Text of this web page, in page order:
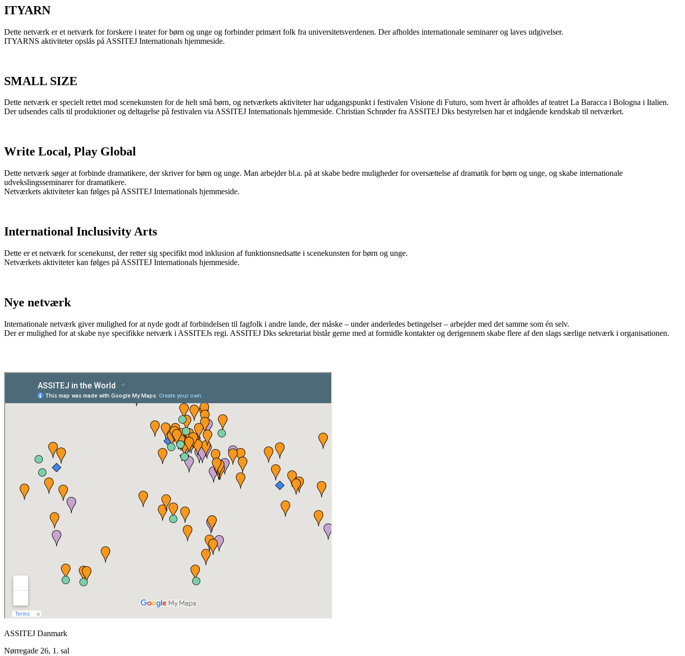
ITYARN
Dette netværk er et netværk for forskere i teater for børn og unge og forbinder primært folk fra universitetsverdenen. Der afholdes internationale seminarer og laves udgivelser.
ITYARNS aktiviteter opslås på ASSITEJ Internationals hjemmeside.
SMALL SIZE
Dette netværk er specielt rettet mod scenekunsten for de helt små børn, og netværkets aktiviteter har udgangspunkt i festivalen Visione di Futuro, som hvert år afholdes af teatret La Baracca i Bologna i Italien.
Der udsendes calls til produktioner og deltagelse på festivalen via ASSITEJ Internationals hjemmeside. Christian Schrøder fra ASSITEJ Dks bestyrelsen har et indgående kendskab til netværket.
Write Local, Play Global
Dette netværk søger at forbinde dramatikere, der skriver for børn og unge. Man arbejder bl.a. på at skabe bedre muligheder for oversættelse af dramatik for børn og unge, og skabe internationale
udvekslingsseminarer for dramatikere.
Netværkets aktiviteter kan følges på ASSITEJ Internationals hjemmeside.
International Inclusivity Arts
Dette er et netværk for scenekunst, der retter sig specifikt mod inklusion af funktionsnedsatte i scenekunsten for børn og unge.
Netværkets aktiviteter kan følges på ASSITEJ Internationals hjemmeside.
Nye netværk
Internationale netværk giver mulighed for at nyde godt af forbindelsen til fagfolk i andre lande, der måske – under anderledes betingelser – arbejder med det samme som én selv.
Der er mulighed for at skabe nye specifikke netværk i ASSITEJs regi. ASSITEJ Dks sekretariat bistår gerne med at formidle kontakter og derigennem skabe flere af den slags særlige netværk i organisationen.
ASSITEJ Danmark
Nørregade 26, 1. sal